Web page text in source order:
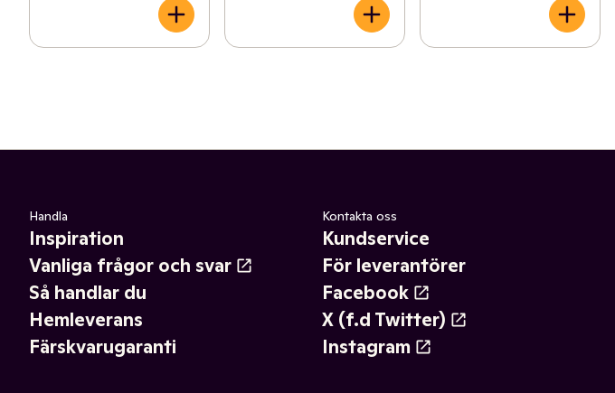
Handla
Inspiration
Vanliga frågor och svar
Så handlar du
Hemleverans
Färskvarugaranti
Kontakta oss
Kundservice
För leverantörer
Facebook
X (f.d Twitter)
Instagram